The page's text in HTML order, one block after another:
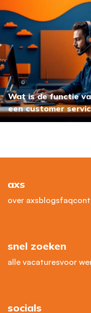
Wat is de functie
een customer
medewerker?
axs
over axsblogsfaq
snel zoeken
alle vacaturesvoor
socials